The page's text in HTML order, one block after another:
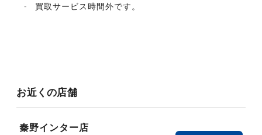
- 買取サービス時間外です。
お近くの店舗
秦野インター店